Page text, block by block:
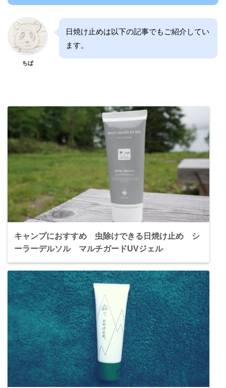
ちば
日焼け止めは以下の記事でもご紹介してい
ます。
キャンプにおすすめ 虫除けできる日焼け止め シ
ーラーデルソル マルチガードUVジェル